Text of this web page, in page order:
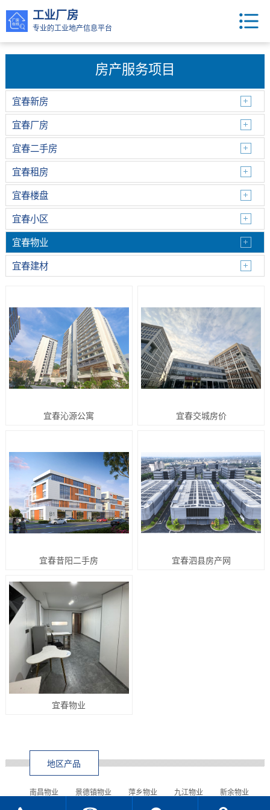
工业厂房
专业的工业地产信息平台
房产服务项目
宜春新房
宜春厂房
宜春二手房
宜春租房
宜春楼盘
宜春小区
宜春物业
宜春建材
宜春沁源公寓 宜春交城房价
宜春昔阳二手房 宜春泗县房产网
宜春物业
地区产品
南昌物业 景德镇物业 萍乡物业 九江物业
新余物业
赣州物业 抚州物业